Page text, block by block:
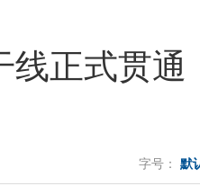
线正式贯通
字号： 默